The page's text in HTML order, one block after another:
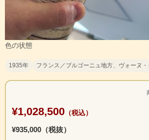
色の状態
1935年 フランス／ブルゴーニュ地方、ヴォーヌ
¥1,028,500 （税込）
¥935,000（税抜）